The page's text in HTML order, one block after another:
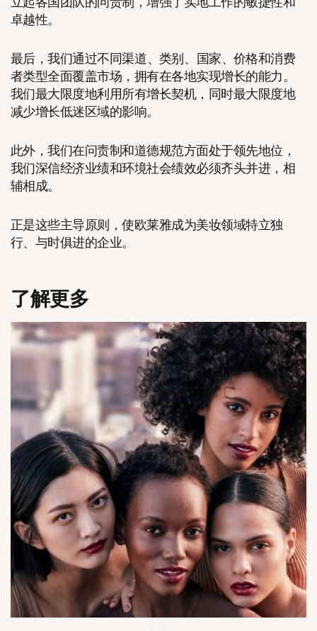
卓越性。
最后，我们通过不同渠道、 类别 、 国家、 价格和消费
者类型全面覆盖市场，拥有在各地实现增长的能力。
我们最大限度地利用所有增长契机，同时最大限度地
减少增长低迷区域的影响。
此外，我们在问责制和道德规范方面处于领先地位，
我们深信经济业绩和环境社会绩效必须齐头并进，相
辅相成。
正是这些主导原则，使欧莱雅成为美妆领域特立独
行、与时俱进的企业。
了解更多